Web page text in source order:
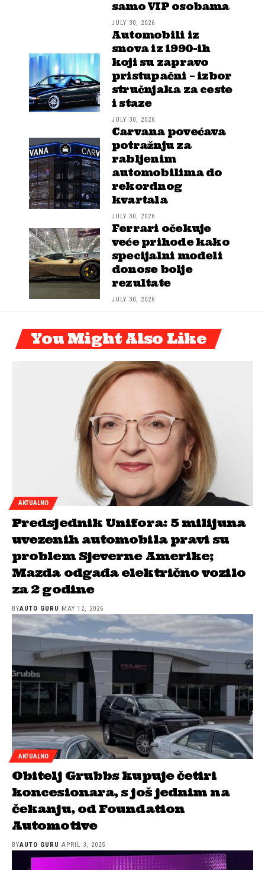
samo VIP osobama
JULY 30, 2026
Automobili iz
snova iz 1990-ih
koji su zapravo
pristupačni – izbor
stručnjaka za ceste
i staze
JULY 30, 2026
Carvana povećava
potražnju za
rabljenim
automobilima do
rekordnog
kvartala
JULY 30, 2026
Ferrari očekuje
veće prihode kako
specijalni modeli
donose bolje
rezultate
JULY 30, 2026
You Might Also Like
AKTUALNO
Predsjednik Unifora: 5 milijuna
uvezenih automobila pravi su
problem Sjeverne Amerike;
Mazda odgađa električno vozilo
za 2 godine
BYAUTO GURU MAY 12, 2026
AKTUALNO
Obitelj Grubbs kupuje četiri
koncesionara, s još jednim na
čekanju, od Foundation
Automotive
BYAUTO GURU APRIL 3, 2025